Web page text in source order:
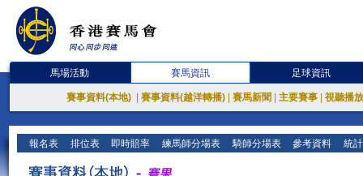
馬場活動 賽馬資訊 足球資訊
賽事資料(本地) 賽事資料(越洋轉播) 賽馬新聞 主要賽事 視聽播
報名表 排位表 即時賠率 練馬師分場表 騎師分場表 參考資料 統